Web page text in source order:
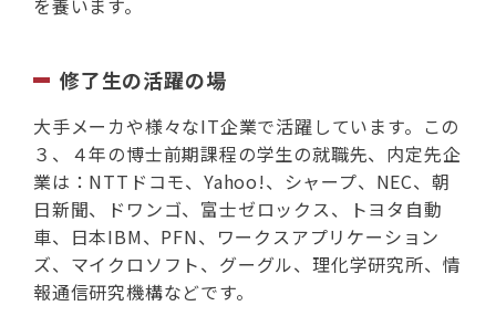
を養います。
修了生の活躍の場
大手メーカや様々なIT企業で活躍しています。この
３、４年の博士前期課程の学生の就職先、内定先企
業は：NTTドコモ、Yahoo!、シャープ、NEC、朝
日新聞、ドワンゴ、富士ゼロックス、トヨタ自動
車、日本IBM、PFN、ワークスアプリケーション
ズ、マイクロソフト、グーグル、理化学研究所、情
報通信研究機構などです。